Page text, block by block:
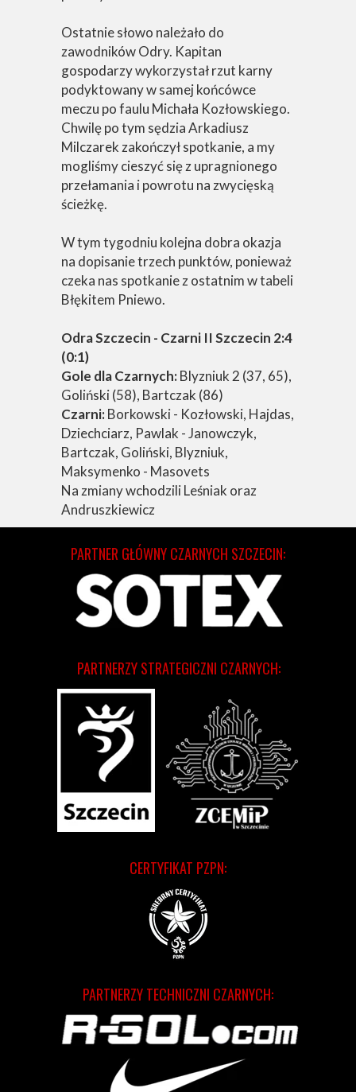
Ostatnie słowo należało do
zawodników Odry. Kapitan
gospodarzy wykorzystał rzut karny
podyktowany w samej końcówce
meczu po faulu Michała Kozłowskiego.
Chwilę po tym sędzia Arkadiusz
Milczarek zakończył spotkanie, a my
mogliśmy cieszyć się z upragnionego
przełamania i powrotu na zwycięską
ścieżkę.
W tym tygodniu kolejna dobra okazja
na dopisanie trzech punktów, ponieważ
czeka nas spotkanie z ostatnim w tabeli
Błękitem Pniewo.
Odra Szczecin - Czarni II Szczecin 2:4
(0:1)
Gole dla Czarnych:Blyzniuk 2 (37, 65),
Goliński (58), Bartczak (86)
Czarni:Borkowski - Kozłowski, Hajdas,
Dziechciarz, Pawlak - Janowczyk,
Bartczak, Goliński, Blyzniuk,
Maksymenko - Masovets
Na zmiany wchodzili Leśniak oraz
Andruszkiewicz
CERTYFIKAT PZPN:
PARTNERZY TECHNICZNI CZARNYCH:
PARTNERZY STRATEGICZNI CZARNYCH:
PARTNER GŁÓWNY CZARNYCH SZCZECIN: